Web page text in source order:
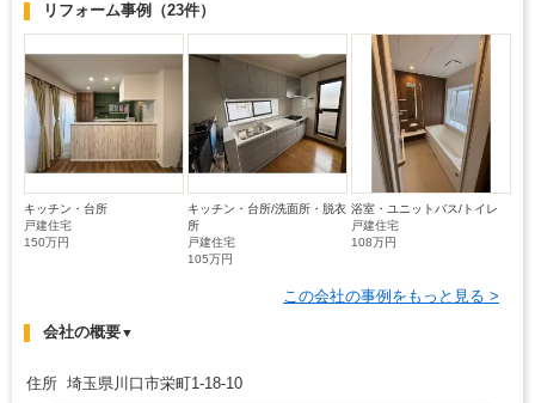
リフォーム事例 （23件）
キッチン・台所
戸建住宅
150万円
キッチン・台所/洗面所・脱衣
所
戸建住宅
105万円
浴室・ユニットバス/トイレ
戸建住宅
108万円
この会社の事例をもっと見る >
会社の概要▼
住所 埼玉県川口市栄町1-18-10